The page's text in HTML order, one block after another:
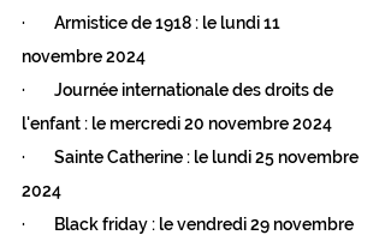
·        Armistice de 1918 : le lundi 11
novembre 2024
·        Journée internationale des droits de
l'enfant : le mercredi 20 novembre 2024
·        Sainte Catherine : le lundi 25 novembre
2024
·        Black friday : le vendredi 29 novembre